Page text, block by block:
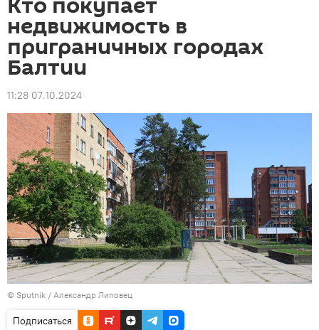
недвижимость в
приграничных городах
Балтии
11:28 07.10.2024
© Sputnik / Александр Липовец
Подписаться